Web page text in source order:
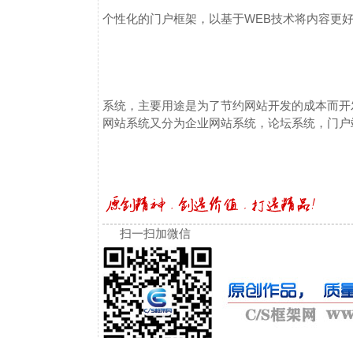
个性化的门户框架，以基于WEB技术将内容更
系统，主要用途是为了节约网站开发的成本而
网站系统又分为企业网站系统，论坛系统，门
扫一扫加微信